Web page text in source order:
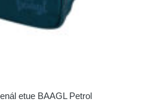
etue BAAGL Petrol